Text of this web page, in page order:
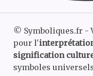
© Symboliques.fr -
pour l'
signification
symboles